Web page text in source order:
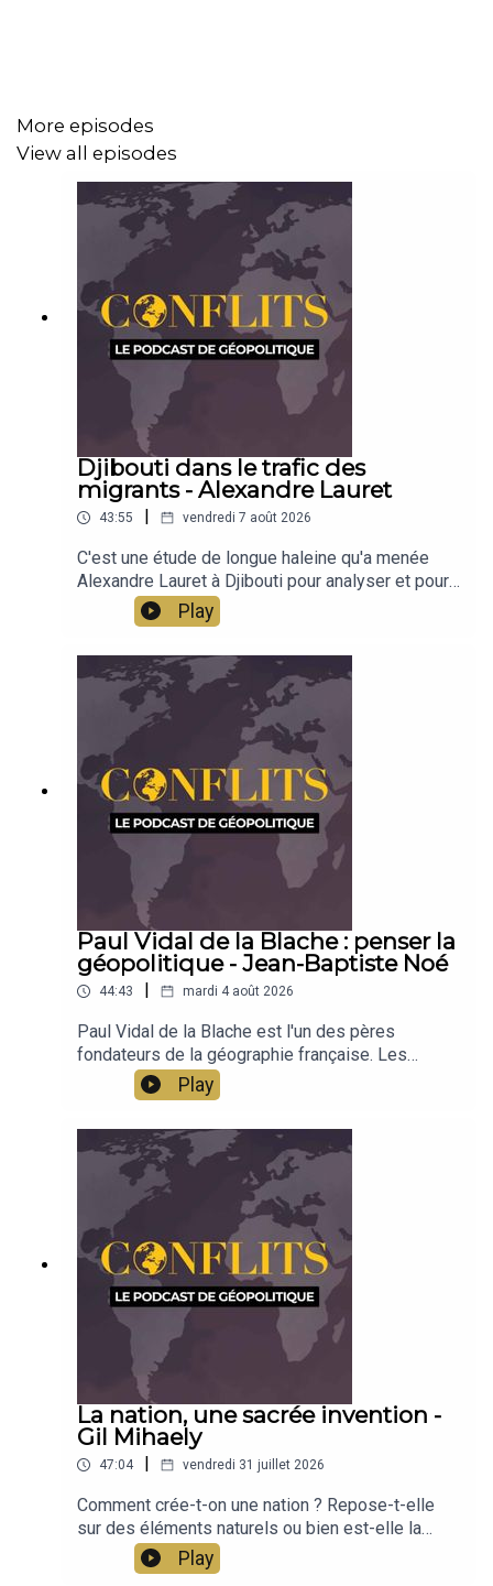
More episodes
View all episodes
Djibouti dans le trafic des
migrants - Alexandre Lauret
43:55 | vendredi 7 août 2026
C'est une étude de longue haleine qu'a menée
Alexandre Lauret à Djibouti pour analyser et pour
comprendre le fonctionnement du trafic de
migrants. Venus d’Éthiopie et d’Érythrée, les
migrants traversent la mer Rouge pour rejoindre
le Yémen. Entre difficultés et fonctionnements
économiques, Alexandre Lauret raconte le
fonctionnement de cette activité. Émission
présentée par Jean-Baptiste Noé
Play
Paul Vidal de la Blache : penser la
géopolitique - Jean-Baptiste Noé
44:43 mardi 4 août 2026
Paul Vidal de la Blache est l'un des pères
fondateurs de la géographie française. Les
concepts qu'il a développés, la méthode qu'il a
utilisée permettent encore aujourd'hui de penser
la géopolitique. Découverte avec Jean-Baptiste
Noé
Play
La nation, une sacrée invention -
Gil Mihaely
47:04 vendredi 31 juillet 2026
Comment crée-t-on une nation ? Repose-t-elle
sur des éléments naturels ou bien est-elle la
conséquence d'une invention et d'une
construction au fil de l'histoire ? L'historien Gil
Play